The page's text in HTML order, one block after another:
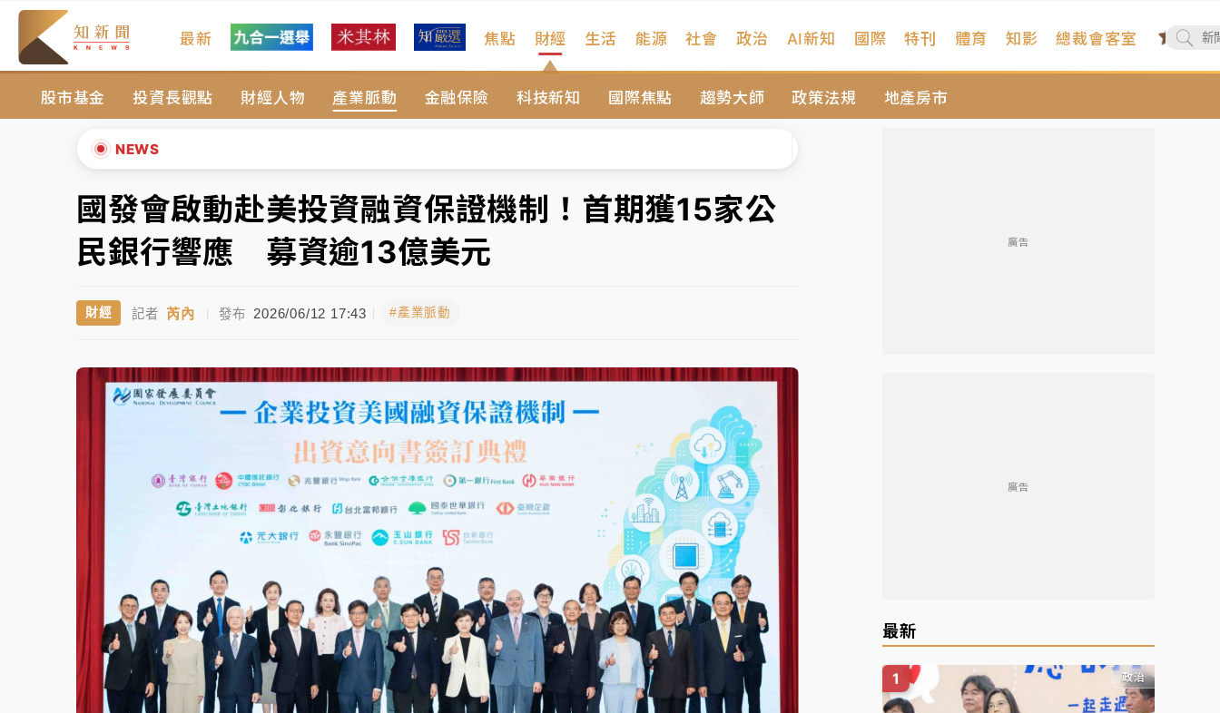
最新 焦點 財經
股市基金 投資長觀點 財經人物 產業脈動 金融保險 科技新知 國際焦點 趨勢大師 政策法規 地產房市
生活 能源 社會 政治 AI新知 國際 特刊 體育 知影 總裁會客室
NEWS
暑假過三周才推「E宿新北打卡趣」！抽獎程序複雜 觀旅局回應了
中信慈善基金會想增加董事人數！辜仲諒向法院聲請遭駁 理由曝光
故宮《龍藏經》特展第2檔！今線上預約開賣一度塞車 周六起展出延長至晚上7時
台東農業處長涉圖利渡假村！東檢抗告成功 今重開羈押庭
女律師陳昱瑄詐慈濟10億！黃金158kg遭查扣畫面曝光
中信慈善基金會想增加董事人數！辜仲諒向法院聲請遭駁 理由曝光
故宮《龍藏經》特展第2檔！今線上預約開賣一度塞車 周六起展出延長至晚上7時
台東農業處長涉圖利渡假村！東檢抗告成功 今重開羈押庭
父親節泡湯了！中颱白海豚雨彈轟3天 「紅到發紫」降雨熱區曝
▲
▼
國發會啟動赴美投資融資保證機制！首期獲15家公
民銀行響應 募資逾13億美元
財經 記者 芮內 | 發布 2026/06/12 17:43 #產業脈動
廣告
廣告
最新
政治